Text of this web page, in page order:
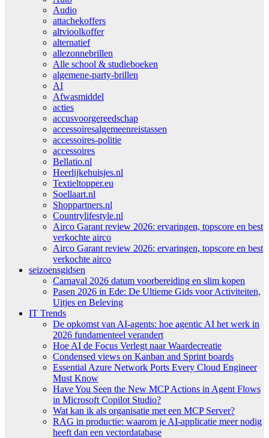
Audio
attachekoffers
altvioolkoffer
alternatief
allezonnebrillen
Alle school & studieboeken
algemene-party-brillen
AI
Afwasmiddel
acties
accusvoorgereedschap
accessoiresalgemeenreistassen
accessoires-politie
accessoires
Bellatio.nl
Heerlijkehuisjes.nl
Textieltopper.eu
Soellaart.nl
Shoppartners.nl
Countrylifestyle.nl
Airco Garant review 2026: ervaringen, topscore en best
verkochte airco
Airco Garant review 2026: ervaringen, topscore en best
verkochte airco
seizoensgidsen
Carnaval 2026 datum voorbereiding en slim kopen
Pasen 2026 in Ede: De Ultieme Gids voor Activiteiten,
Uitjes en Beleving
IT Trends
De opkomst van AI-agents: hoe agentic AI het werk in
2026 fundamenteel verandert
Hoe AI de Focus Verlegt naar Waardecreatie
Condensed views on Kanban and Sprint boards
Essential Azure Network Ports Every Cloud Engineer
Must Know
Have You Seen the New MCP Actions in Agent Flows
in Microsoft Copilot Studio?
Wat kan ik als organisatie met een MCP Server?
RAG in productie: waarom je AI-applicatie meer nodig
heeft dan een vectordatabase